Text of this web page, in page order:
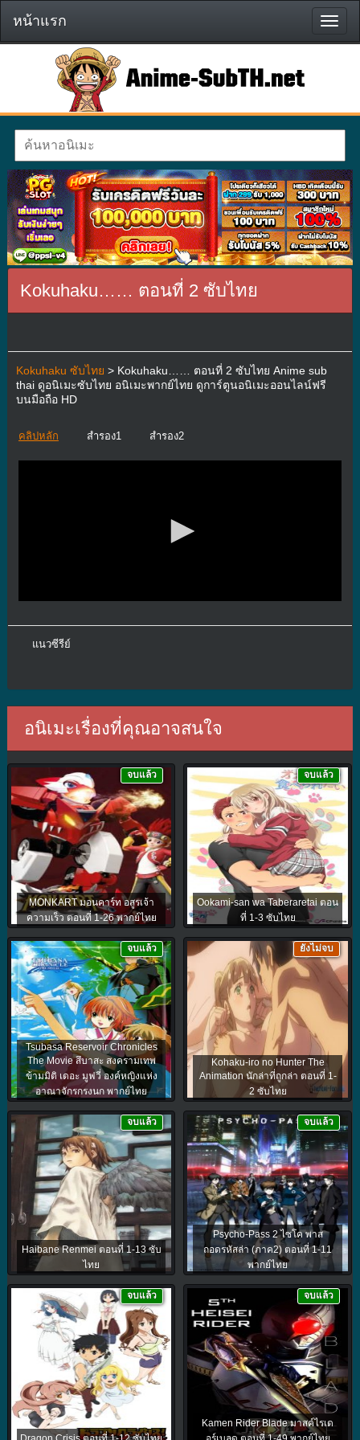
หน้า
แรก
หน้าแรก
Kokuhaku…… ตอนที่ 2 ซับไทย
Kokuhaku ซับไทย > Kokuhaku…… ตอนที่ 2 ซับไทย Anime sub
thai ดูอนิเมะซับไทย อนิเมะพากย์ไทย ดูการ์ตูนอนิเมะออนไลน์ฟรี
บนมือถือ HD
คลิปหลัก สำรอง1 สำรอง2
แนวซีรีย์
อนิเมะเรื่องที่คุณอาจสนใจ
MONKART มอนคาร์ท อสูรเจ้า
ความเร็ว ตอนที่ 1-26 พากย์ไทย
จบแล้ว
Ookami-san wa Taberaretai ตอน
ที่ 1-3 ซับไทย
จบแล้ว
Tsubasa Reservoir Chronicles
The Movie สึบาสะ สงครามเทพ
ข้ามมิติ เดอะ มูฟวี่ องค์หญิงแห่ง
อาณาจักรกรงนก พากย์ไทย
จบแล้ว
Kohaku-iro no Hunter The
Animation นักล่าที่ถูกล่า ตอนที่ 1-
2 ซับไทย
ยังไม่จบ
Haibane Renmei ตอนที่ 1-13 ซับ
ไทย
จบแล้ว
Psycho-Pass 2 ไซโค พาส
ถอดรหัสล่า (ภาค2) ตอนที่ 1-11
พากย์ไทย
จบแล้ว
จบแล้ว
Kamen Rider Blade มาสค์ไรเด
จบแล้ว